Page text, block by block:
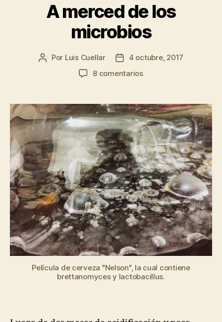
acidificación”
A merced de los
microbios
Autor
Por Luis Cuellar
Fecha
de
4 octubre, 2017
8 comentariosen
de
los
microbios
Película de cerveza "Nelson", la cual contiene
brettanomyces y lactobacillus.